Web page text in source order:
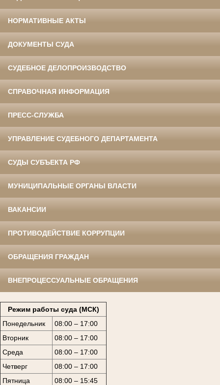
НОРМАТИВНЫЕ АКТЫ
ДОКУМЕНТЫ СУДА
СУДЕБНОЕ ДЕЛОПРОИЗВОДСТВО
СПРАВОЧНАЯ ИНФОРМАЦИЯ
ПРЕСС-СЛУЖБА
УПРАВЛЕНИЕ СУДЕБНОГО ДЕПАРТАМЕНТА
СУДЫ СУБЪЕКТА РФ
МУНИЦИПАЛЬНЫЕ ОРГАНЫ ВЛАСТИ
ВАКАНСИИ
ПРОТИВОДЕЙСТВИЕ КОРРУПЦИИ
ОБРАЩЕНИЯ ГРАЖДАН
ВНЕПРОЦЕССУАЛЬНЫЕ ОБРАЩЕНИЯ
Режим работы суда (МСК)
Понедельник
08:00 – 17:00
Вторник
08:00 – 17:00
Среда
08:00 – 17:00
Четверг
08:00 – 17:00
Пятница
08:00 – 15:45